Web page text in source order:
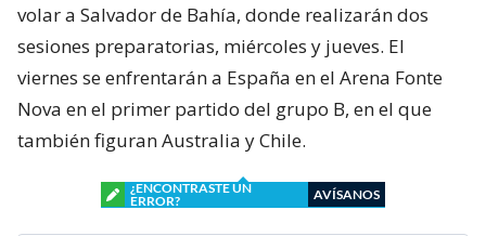
volar a Salvador de Bahía, donde realizarán dos
sesiones preparatorias, miércoles y jueves. El
viernes se enfrentarán a España en el Arena Fonte
Nova en el primer partido del grupo B, en el que
también figuran Australia y Chile.
¿ENCONTRASTE UN
ERROR?
AVÍSANOS